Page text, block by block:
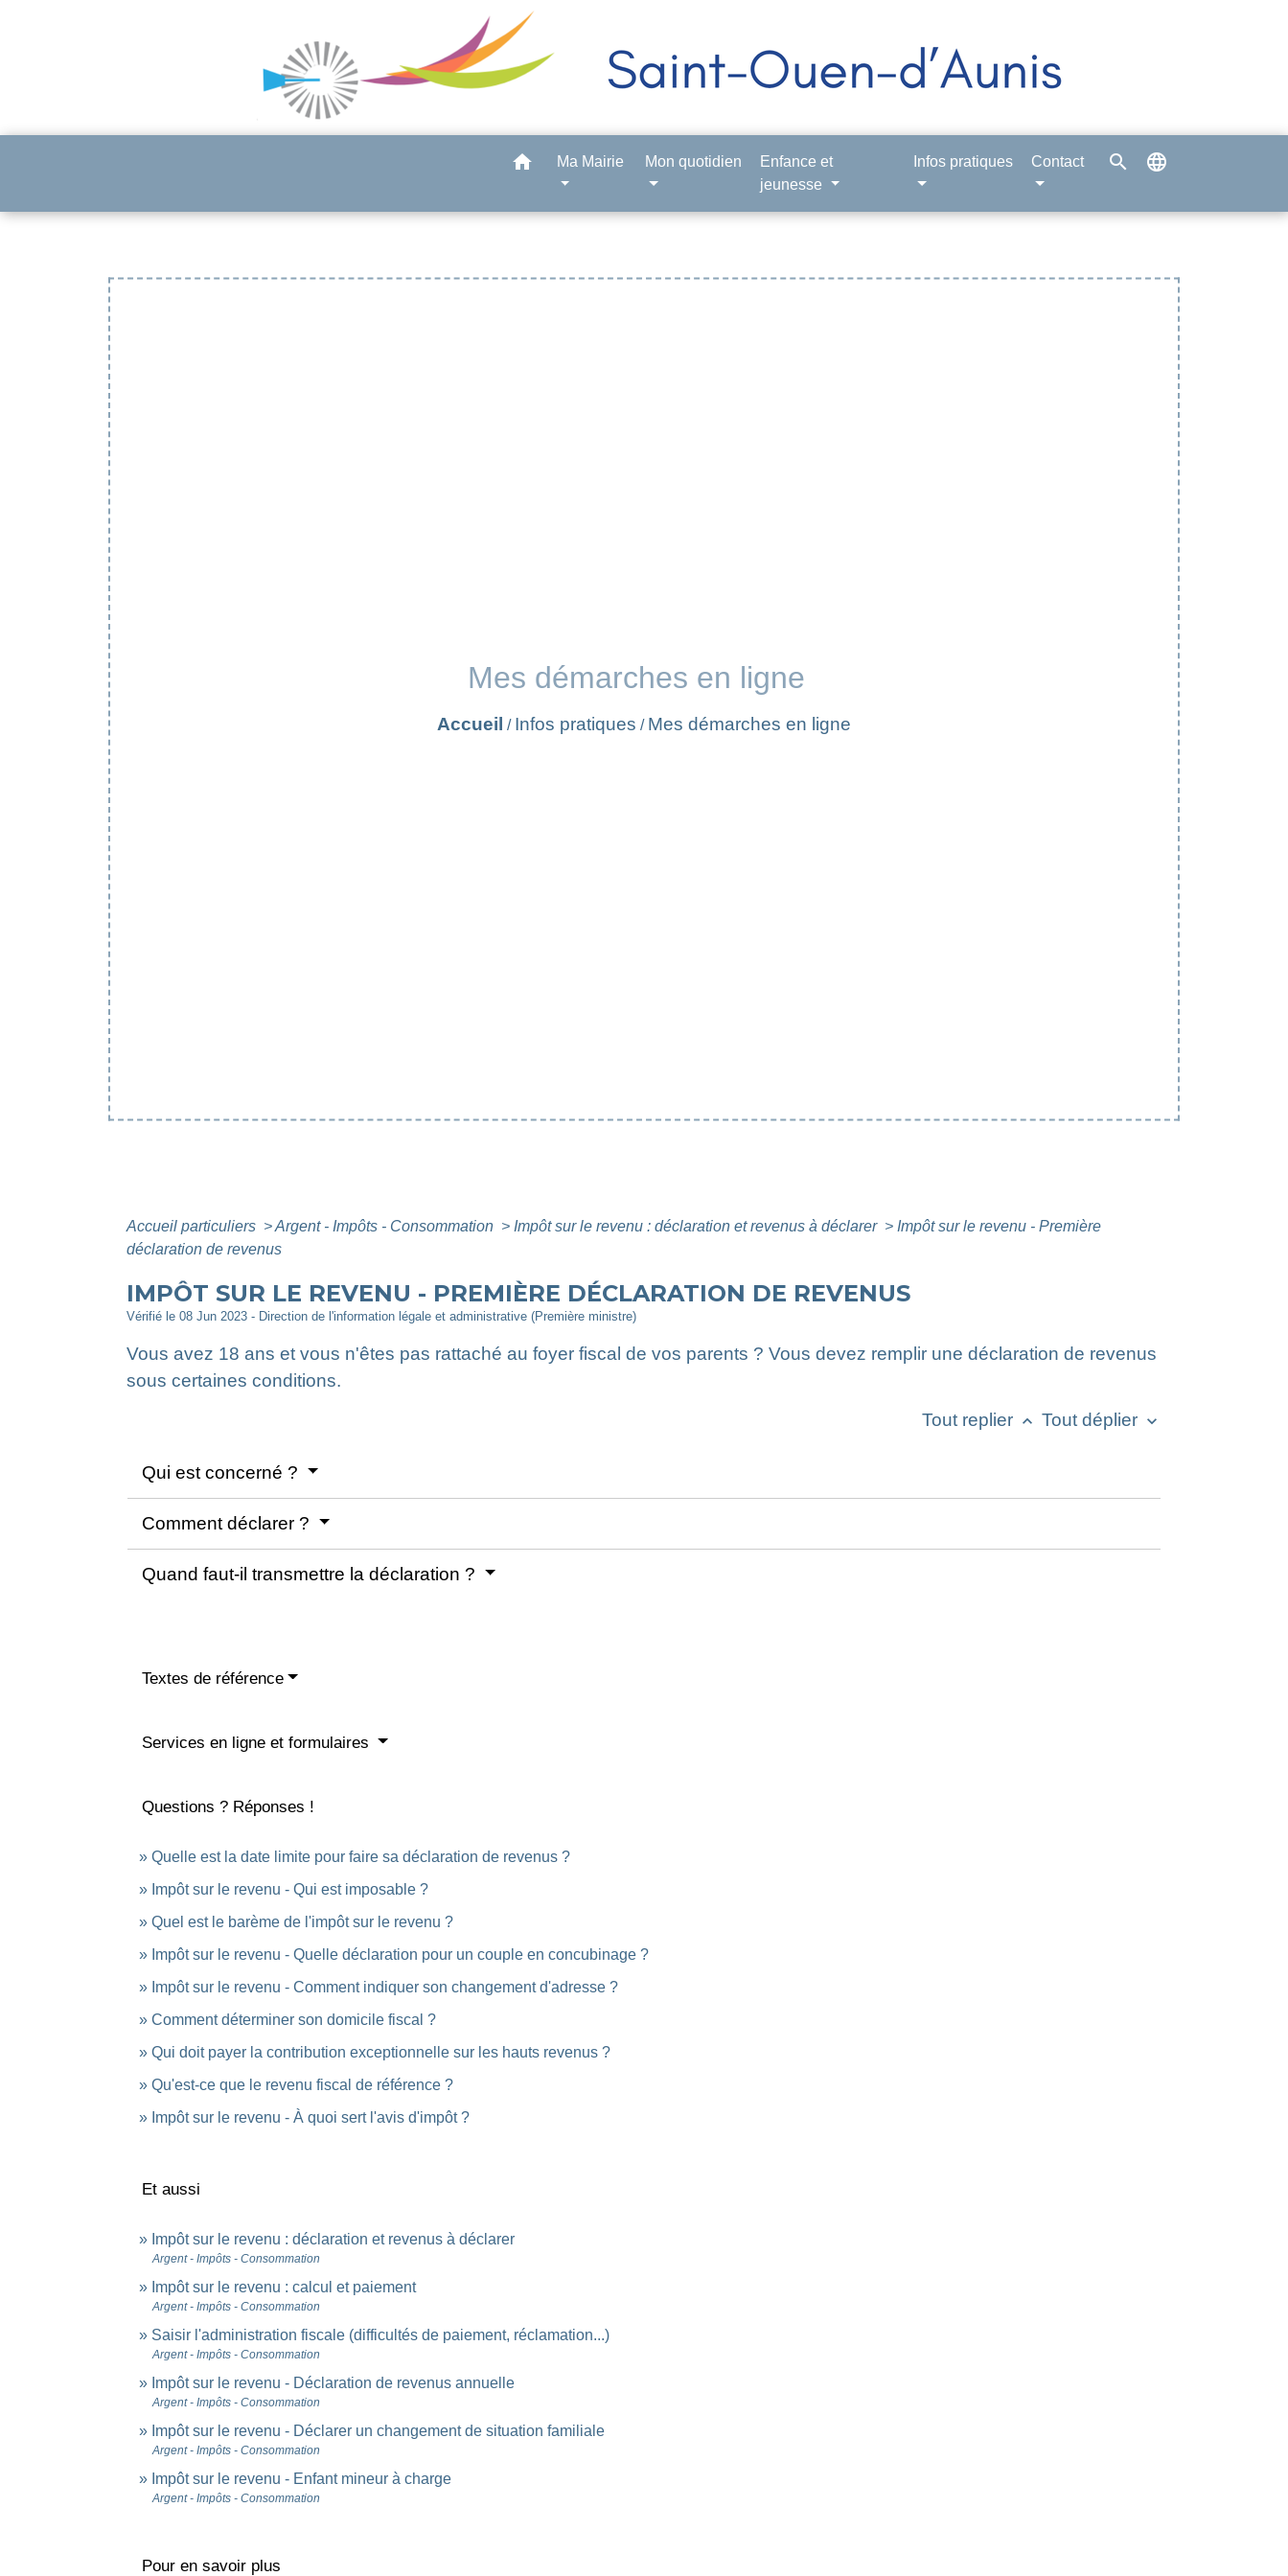
home Ma Mairie Mon quotidien
Enfance et
jeunesse
Infos pratiques Contact search language
Mes démarches en ligne
Accueil / Infos pratiques / Mes démarches en ligne
Accueil particuliers >Argent - Impôts - Consommation > Impôt sur le revenu : déclaration et revenus à déclarer > Impôt sur le revenu - Première
déclaration de revenus
IMPÔT SUR LE REVENU - PREMIÈRE DÉCLARATION DE REVENUS
Vérifié le 08 Jun 2023 - Direction de l'information légale et administrative (Première ministre)
Vous avez 18 ans et vous n'êtes pas rattaché au foyer fiscal de vos parents ? Vous devez remplir une déclaration de revenus
sous certaines conditions.
Tout replier keyboard_arrow_up Tout déplier keyboard_arrow_down
Qui est concerné ?
Comment déclarer ?
Quand faut-il transmettre la déclaration ?
Textes de référence
Services en ligne et formulaires
Questions ? Réponses !
Quelle est la date limite pour faire sa déclaration de revenus ?
Impôt sur le revenu - Qui est imposable ?
Quel est le barème de l'impôt sur le revenu ?
Impôt sur le revenu - Quelle déclaration pour un couple en concubinage ?
Impôt sur le revenu - Comment indiquer son changement d'adresse ?
Comment déterminer son domicile fiscal ?
Qui doit payer la contribution exceptionnelle sur les hauts revenus ?
Qu'est-ce que le revenu fiscal de référence ?
Impôt sur le revenu - À quoi sert l'avis d'impôt ?
Et aussi
Impôt sur le revenu : déclaration et revenus à déclarer
Argent - Impôts - Consommation
Impôt sur le revenu : calcul et paiement
Argent - Impôts - Consommation
Saisir l'administration fiscale (difficultés de paiement, réclamation...)
Argent - Impôts - Consommation
Impôt sur le revenu - Déclaration de revenus annuelle
Argent - Impôts - Consommation
Impôt sur le revenu - Déclarer un changement de situation familiale
Argent - Impôts - Consommation
Impôt sur le revenu - Enfant mineur à charge
Argent - Impôts - Consommation
Pour en savoir plus